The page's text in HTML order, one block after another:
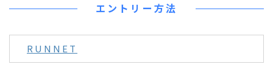
エントリー方法
RUNNET